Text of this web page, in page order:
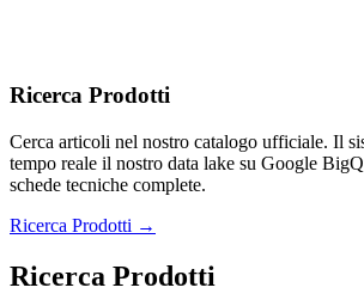
Ricerca Prodotti
Cerca articoli nel nostro catalogo ufficiale. Il
tempo reale il nostro data lake su Google
schede tecniche complete.
Ricerca Prodotti →
Ricerca Prodotti